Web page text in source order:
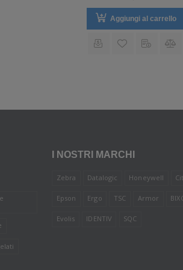
Aggiungi al carrello
I NOSTRI MARCHI
Zebra Datalogic Honeywell
Epson Ergo TSC Armor
Evolis IDENTIV SQC